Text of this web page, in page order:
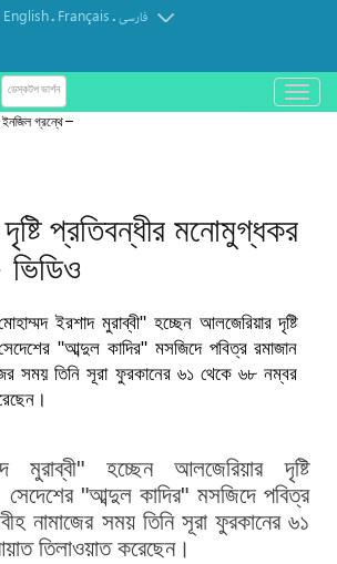
English. Français.فارسی
ডেস্কটপ ভার্শন
باز
و
ইনজিল গ্রন্থে হযরত ঈসা (আ.)
প্রতিবন্ধীর মনোমুগ্ধকর
ইরশাদ মুরাব্বী" হচ্ছেন আলজেরিয়ার দৃষ্টি
"আব্দুল কাদির" মসজিদে পবিত্র রমাজান
সময় তিনি সূরা ফুরকানের ৬১ থেকে ৬৮ নম্বর
মুরাব্বী" হচ্ছেন আলজেরিয়ার দৃষ্টি
সেদেশের "আব্দুল কাদির" মসজিদে পবিত্র
নামাজের সময় তিনি সূরা ফুরকানের ৬১
তিলাওয়াত করেছেন।